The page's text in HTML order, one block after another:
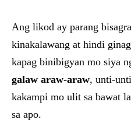
Ang likod ay parang
kinakalawang at hindi
kapag binibigyan mo siya
galaw araw-araw, unti-
kakampi mo ulit sa bawat
sa apo.